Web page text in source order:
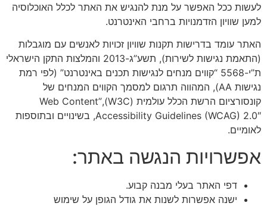
לעשות ככל האפשר על מנת להנגיש את האתר לכלל האוכלוסיה
למען שוויון הזדמנויות ברחבי האינטרנט.
האתר עומד בדרישות תקנות שוויון זכויות לאנשים עם מוגבלות
(התאמת נגישות לשירות), תשע”ג-2013 והמלצות התקן הישראלי
ת”י-5568 “קווים מנחים לנגישות תכנים באינטרנט” (לפי רמת
נגישות AA), המהווה תרגום למסמך הקווים המנחים של
קונסורציום הרשת הכלל עולמית (W3C),”Web Content
Accessibility Guidelines (WCAG) 2.0″, בשינויים ובתוספות
לאומיים.
אפשרויות הנגשה באתר:
דפי האתר בעלי מבנה קבוע.
ישנה אפשרות לשנות את גודל הגופן על שימוש